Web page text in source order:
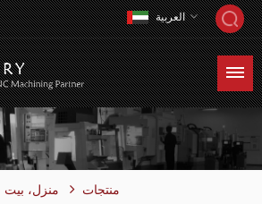
العربية
منزل، بيت منتجات